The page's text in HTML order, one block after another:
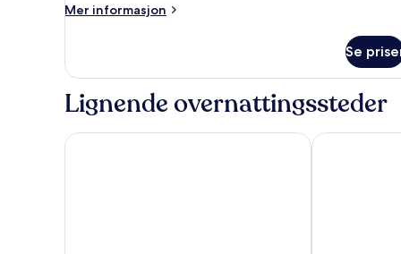
Mer informasjon
Mer
Se
Lignende overnattingssteder
CABINN Copenhagen Wakeup